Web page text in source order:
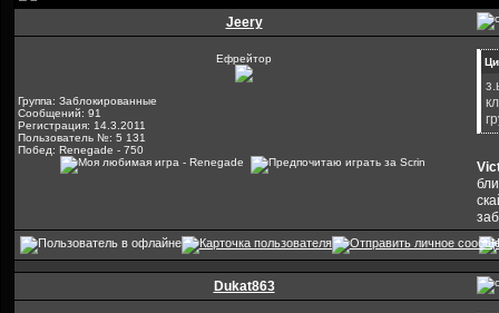
Jeery
Ефрейтор
Группа: Заблокированные
Сообщений: 91
Регистрация: 14.3.2011
Пользователь №: 5 131
Побед: Renegade - 750
Dukat863